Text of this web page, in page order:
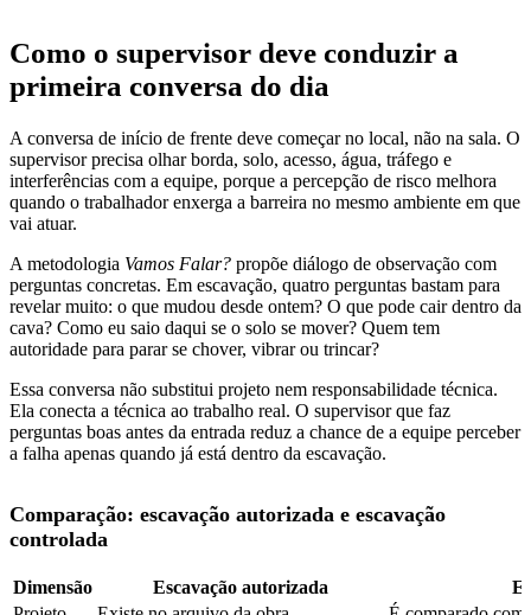
Como o supervisor deve conduzir a
primeira conversa do dia
A conversa de início de frente deve começar no local, não na sala. O
supervisor precisa olhar borda, solo, acesso, água, tráfego e
interferências com a equipe, porque a percepção de risco melhora
quando o trabalhador enxerga a barreira no mesmo ambiente em que
vai atuar.
A metodologia Vamos Falar? propõe diálogo de observação com
perguntas concretas. Em escavação, quatro perguntas bastam para
revelar muito: o que mudou desde ontem? O que pode cair dentro da
cava? Como eu saio daqui se o solo se mover? Quem tem
autoridade para parar se chover, vibrar ou trincar?
Essa conversa não substitui projeto nem responsabilidade técnica.
Ela conecta a técnica ao trabalho real. O supervisor que faz
perguntas boas antes da entrada reduz a chance de a equipe perceber
a falha apenas quando já está dentro da escavação.
Comparação: escavação autorizada e escavação
controlada
Dimensão Escavação autorizada